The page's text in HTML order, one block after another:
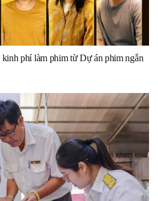
kinh phí làm phim từ Dự án phim ngắn